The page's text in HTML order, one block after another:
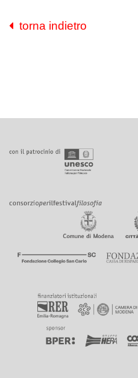
torna indietro